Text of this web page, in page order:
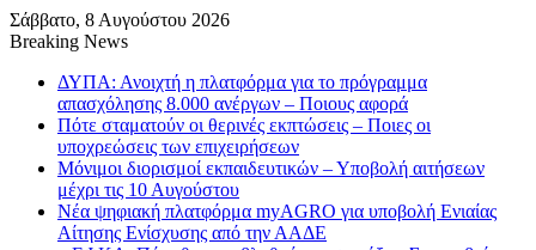
Σάββατο, 8 Αυγούστου 2026
Breaking News
ΔΥΠΑ: Ανοιχτή η πλατφόρμα για το πρόγραμμα
απασχόλησης 8.000 ανέργων – Ποιους αφορά
Πότε σταματούν οι θερινές εκπτώσεις – Ποιες οι
υποχρεώσεις των επιχειρήσεων
Μόνιμοι διορισμοί εκπαιδευτικών – Υποβολή αιτήσεων
μέχρι τις 10 Αυγούστου
Νέα ψηφιακή πλατφόρμα myAGRO για υποβολή Ενιαίας
Αίτησης Ενίσχυσης από την ΑΑΔΕ